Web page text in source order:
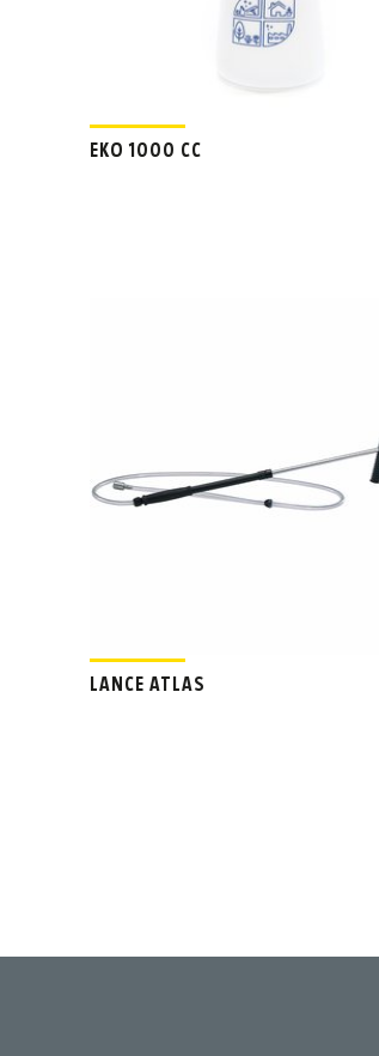
EKO 1000 CC
LANCE ATLAS